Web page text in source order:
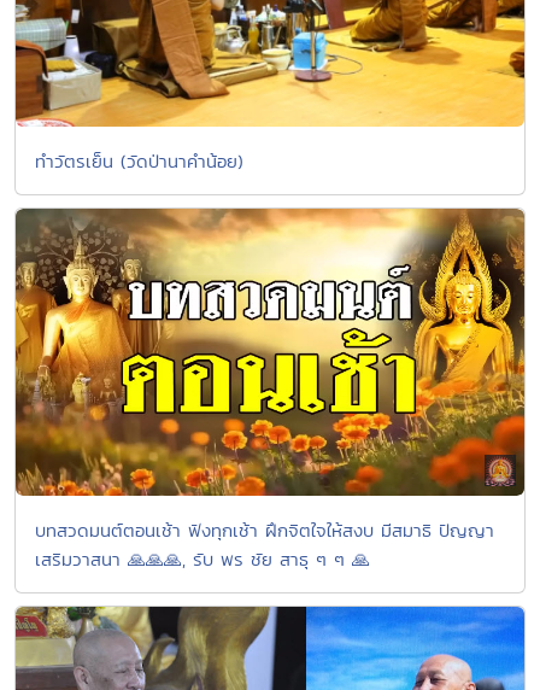
ทำวัตรเย็น (วัดป่านาคำน้อย)
บทสวดมนต์ตอนเช้า ฟังทุกเช้า ฝึกจิตใจให้สงบ มีสมาธิ ปัญญา
เสริมวาสนา 🙏🙏🙏, รับ พร ชัย สาธุ ๆ ๆ 🙏